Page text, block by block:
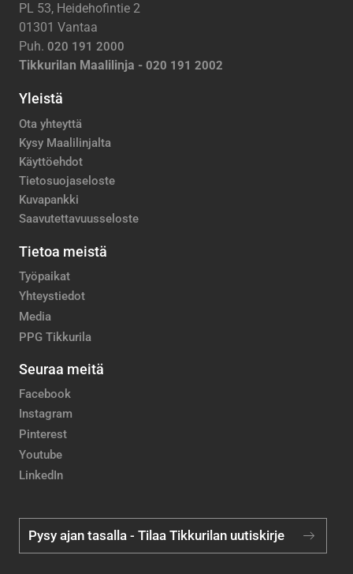
PL 53, Heidehofintie 2
01301 Vantaa
Puh. 020 191 2000
Tikkurilan Maalilinja - 020 191 2002
Yleistä
Ota yhteyttä
Kysy Maalilinjalta
Käyttöehdot
Tietosuojaseloste
Kuvapankki
Saavutettavuusseloste
Tietoa meistä
Työpaikat
Yhteystiedot
Media
PPG Tikkurila
Seuraa meitä
Facebook
Instagram
Pinterest
Youtube
LinkedIn
Pysy ajan tasalla - Tilaa Tikkurilan uutiskirje